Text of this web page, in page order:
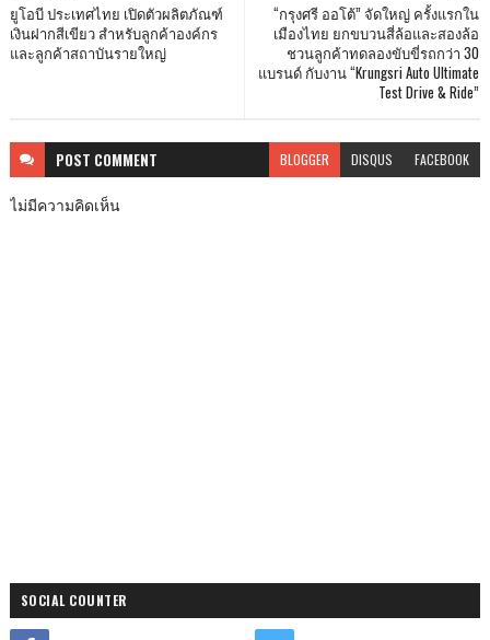
“กรุงศรี ออโต้” จัดใหญ่ ครั้งแรกใน
เมืองไทย ยกขบวนสี่ล้อและสองล้อ
ชวนลูกค้าทดลองขับขี่รถกว่า 30
แบรนด์ กับงาน “Krungsri Auto Ultimate
Test Drive & Ride”
ยูโอบี ประเทศไทย เปิดตัวผลิตภัณฑ์
เงินฝากสีเขียว สำหรับลูกค้าองค์กร
และลูกค้าสถาบันรายใหญ่
POST COMMENT BLOGGER DISQUS FACEBOOK
ไม่มีความคิดเห็น
SOCIAL COUNTER